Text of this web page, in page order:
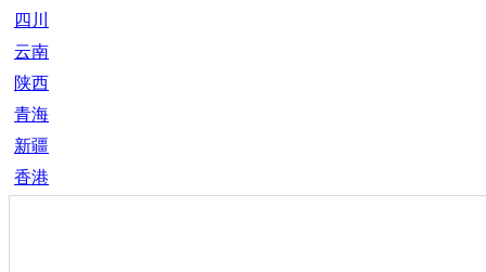
四川
云南
陕西
青海
新疆
香港